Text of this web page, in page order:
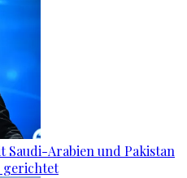
Saudi-Arabien und Pakistan
gerichtet